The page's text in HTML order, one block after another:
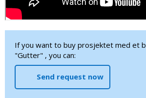
If you want to buy prosjektet med et
"Gutter" , you can:
Send request now